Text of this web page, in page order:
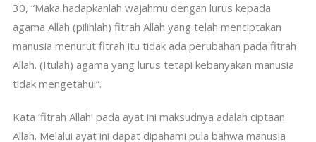
30, “Maka hadapkanlah wajahmu dengan lurus kepada
agama Allah (pilihlah) fitrah Allah yang telah menciptakan
manusia menurut fitrah itu tidak ada perubahan pada fitrah
Allah. (Itulah) agama yang lurus tetapi kebanyakan manusia
tidak mengetahui”.
Kata ‘fitrah Allah’ pada ayat ini maksudnya adalah ciptaan
Allah. Melalui ayat ini dapat dipahami pula bahwa manusia